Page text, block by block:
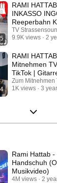
RAMI
INKASSO
Reeperbahn
Handschuh 📺
TV
9.9K views
2
RAMI
Mitnehmen
TikTok |
unglaublich |
Zum Mitnehmen
1K views
3
Rami Hattab
Handschuh
Musikvideo)
4M views 2